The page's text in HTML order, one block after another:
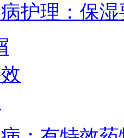
护理：保